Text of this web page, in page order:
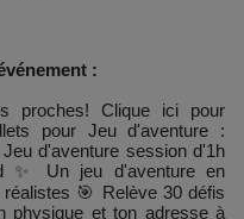
:
proches! Clique ici pour
pour Jeu d'aventure :
d'aventure session d'1h
✨ Un jeu d'aventure en
🎯 Relève 30 défis
physique et ton adresse à